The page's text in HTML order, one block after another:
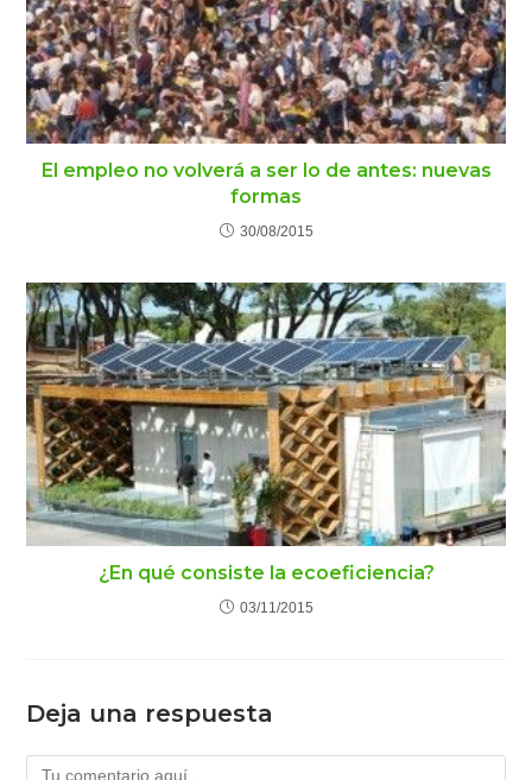
El empleo no volverá a ser lo de antes: nuevas
formas
30/08/2015
¿En qué consiste la ecoeficiencia?
03/11/2015
Deja una respuesta
Comentario